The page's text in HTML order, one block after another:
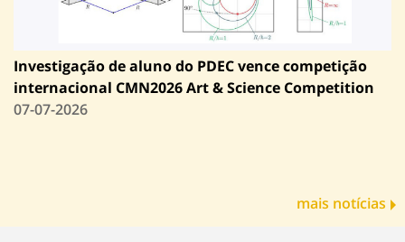
Investigação de aluno do PDEC vence competição
internacional CMN2026 Art & Science Competition
07-07-2026
mais notícias